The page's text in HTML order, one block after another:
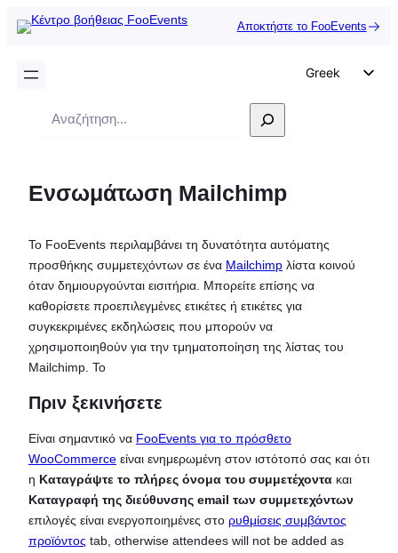
Αποκτήστε το FooEvents
Greek
Portuguese
Αναζήτηση
Ενσωμάτωση Mailchimp
Το FooEvents περιλαμβάνει τη δυνατότητα αυτόματης
προσθήκης συμμετεχόντων σε ένα Mailchimp λίστα κοινού
όταν δημιουργούνται εισιτήρια. Μπορείτε επίσης να
καθορίσετε προεπιλεγμένες ετικέτες ή ετικέτες για
συγκεκριμένες εκδηλώσεις που μπορούν να
χρησιμοποιηθούν για την τμηματοποίηση της λίστας του
Mailchimp. Το
Πριν ξεκινήσετε
Είναι σημαντικό να FooEvents για το πρόσθετο
WooCommerce είναι ενημερωμένη στον ιστότοπό σας και ότι
η Καταγράψτε το πλήρες όνομα του συμμετέχοντα και
Καταγραφή της διεύθυνσης email των συμμετεχόντων
επιλογές είναι ενεργοποιημένες στο ρυθμίσεις συμβάντος
προϊόντος tab, otherwise attendees will not be added as